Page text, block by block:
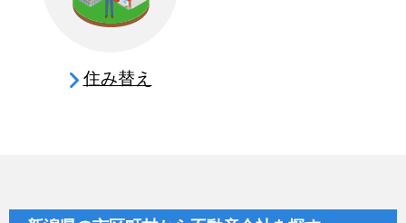
住み替え